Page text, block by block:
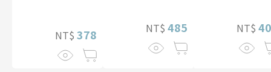
NT$ 378 NT$ 485 NT$